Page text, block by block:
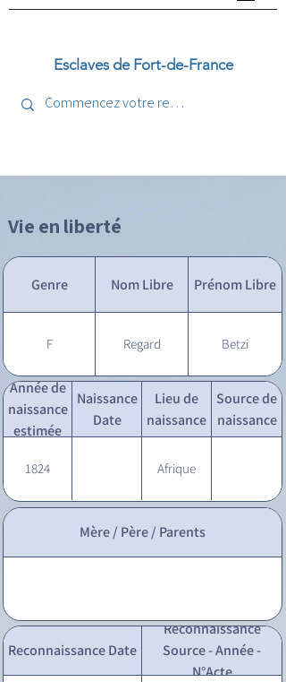
Esclaves de Fort-de-France
Vie en liberté
Genre Nom Libre Prénom Libre
F Regard Betzi
Année de
naissance
estimée
Naissance
Date
Lieu de
naissance
Source de
naissance
1824 Afrique
Mère / Père / Parents
Reconnaissance Date
Reconnaissance
Source - Année -
N°Acte